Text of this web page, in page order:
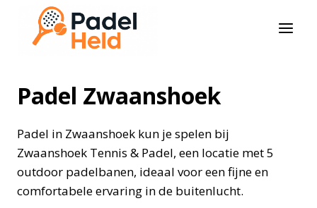
Doorgaan
inhoud
Padel Zwaanshoek
Padel in Zwaanshoek kun je spelen bij
Zwaanshoek Tennis & Padel, een locatie met 5
outdoor padelbanen, ideaal voor een fijne en
comfortabele ervaring in de buitenlucht.